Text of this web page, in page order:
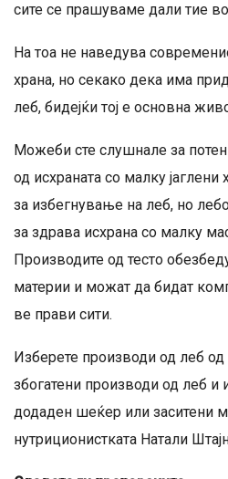
сите се прашуваме дали тие
На тоа не наведува
храна, но секако дека има
леб, бидејќи тој е основна
Можеби сте слушнале за
од исхраната со малку
за избегнување на леб, но
за здрава исхрана со малку
Производите од тесто
материи и можат да бидат
ве прави сити.
Изберете производи од леб
збогатени производи од леб и
додаден шеќер или заситени
нутриционистката Натали